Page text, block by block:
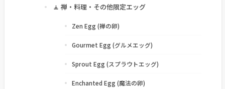
🧘 禅・料理・その他限定エッグ
Zen Egg (禅の卵)
Gourmet Egg (グルメエッグ)
Sprout Egg (スプラウトエッグ)
Enchanted Egg (魔法の卵)